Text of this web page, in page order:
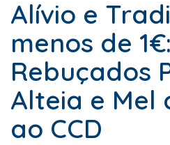
Alívio e
menos de 1€:
Rebuçados
Alteia e Mel
ao CCD